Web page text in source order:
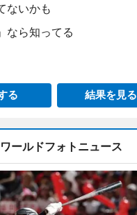
ないかも
なら知ってる
る 結果を見る
ワールドフォトニュース